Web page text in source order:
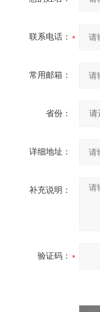
联系电话：
常用邮箱：
省份：
详细地址：
补充说明：
验证码：